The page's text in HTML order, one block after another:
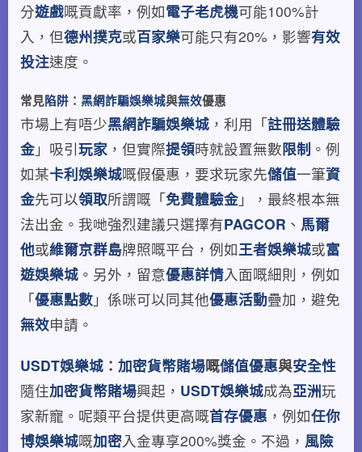
分遊戲嘅貢獻率，例如電子老虎機可能100%計
入，但德州撲克或百家樂可能只有20%，影響有效
投注速度。
常見陷阱 ： 黑網詐騙娛樂城與無效優惠
市場上有唔少黑網詐騙娛樂城 ，利用「註冊送體驗
金」吸引玩家 ，但實際提領時就設置無數限制 。例
如某卡利娛樂城嘅假優惠，要求玩家先儲值一筆資
金先可以領取所謂嘅「免費體驗金」，最終根本無
法出金。我哋強烈建議只選擇有PAGCOR 、 馬爾
他或維爾京群島牌照嘅平台，例如王者娛樂城或富
遊娛樂城 。另外，留意優惠詳情入面嘅細則，例如
「優惠點數」係咪可以同其他優惠活動疊加，避免
無效申請。
USDT娛樂城 ： 加密貨幣賭場嘅儲值優惠與安全性
隨住加密貨幣賭場興起， USDT娛樂城成為亞洲玩
家新寵。呢類平台提供更高嘅首存優惠 ，例如任你
博娛樂城嘅加密入金專享200%獎金。不過， 風險